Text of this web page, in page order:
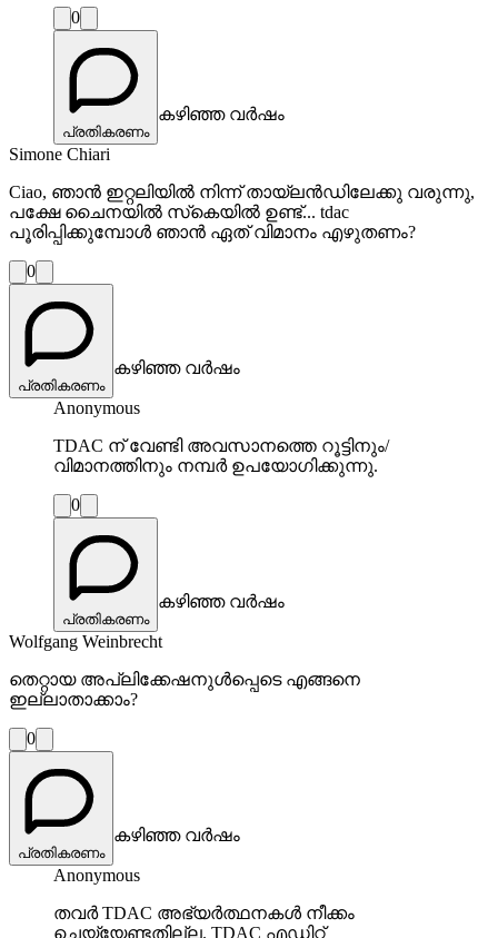
0
പ്രതികരണം
കഴിഞ്ഞ വർഷം
Simone Chiari
Ciao, ഞാൻ ഇറ്റലിയിൽ നിന്ന് തായ്ലൻഡിലേക്കു വരുന്നു,
പക്ഷേ ചൈനയിൽ സ്‌കെയിൽ ഉണ്ട്... tdac
പൂരിപ്പിക്കുമ്പോൾ ഞാൻ ഏത് വിമാനം എഴുതണം?
0
പ്രതികരണം
കഴിഞ്ഞ വർഷം
Anonymous
TDAC ന് വേണ്ടി അവസാനത്തെ റൂട്ടിനും/
വിമാനത്തിനും നമ്പർ ഉപയോഗിക്കുന്നു.
0
പ്രതികരണം
കഴിഞ്ഞ വർഷം
Wolfgang Weinbrecht
തെറ്റായ അപ്ലിക്കേഷനുൾപ്പെടെ എങ്ങനെ
ഇല്ലാതാക്കാം?
0
പ്രതികരണം
കഴിഞ്ഞ വർഷം
Anonymous
തവർ TDAC അഭ്യർത്ഥനകൾ നീക്കം
ചെയ്യേണ്ടതില്ല. TDAC എഡിറ്റ്